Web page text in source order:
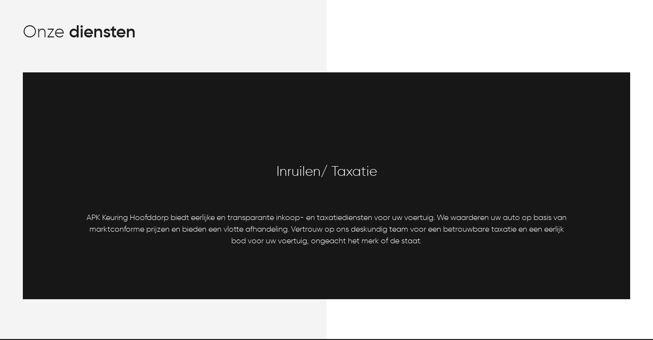
Onze diensten
Inruilen/ Taxatie
APK Keuring Hoofddorp biedt eerlijke en transparante inkoop- en taxatiediensten voor uw voertuig. We waarderen uw auto op basis van
marktconforme prijzen en bieden een vlotte afhandeling. Vertrouw op ons deskundig team voor een betrouwbare taxatie en een eerlijk
bod voor uw voertuig, ongeacht het merk of de staat.